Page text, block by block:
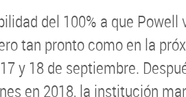
del 100% a que Powell
tan pronto como en la
y 18 de septiembre.
en 2018, la institución